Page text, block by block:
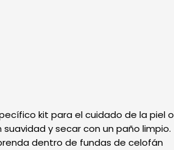
específico kit para el cuidado de la piel o
y secar con un paño limpio.
dentro de fundas de celofán